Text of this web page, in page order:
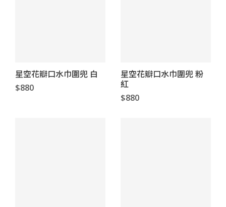
星空花瓣口水巾圍兜 白
$880
星空花瓣口水巾圍兜 粉
紅
$880